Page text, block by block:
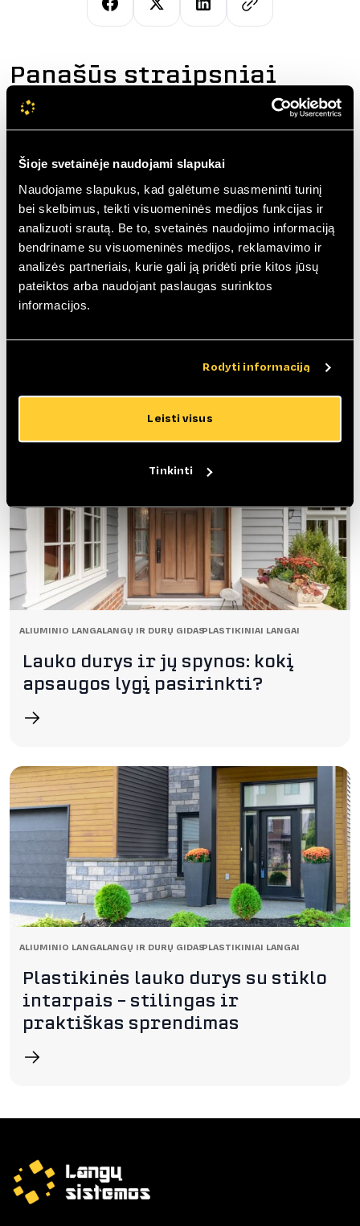
Šioje svetainėje naudojami slapukai
Naudojame slapukus, kad galėtume suasmeninti turinį
bei skelbimus, teikti visuomeninės medijos funkcijas ir
analizuoti srautą. Be to, svetainės naudojimo informaciją
bendriname su visuomeninės medijos, reklamavimo ir
analizės partneriais, kurie gali ją pridėti prie kitos jūsų
pateiktos arba naudojant paslaugas surinktos
informacijos.
Rodyti informaciją
Leisti visus
Tinkinti
Panašūs straipsniai
LANGŲ IR DURŲ GIDASPLASTIKINIAI LANGAI
langus? Kaip išsirinkti tinkamą
ALIUMINIO LANGAILANGŲ IR DURŲ GIDASPLASTIKINIAI LANGAI
Lauko durys ir jų spynos: kokį
apsaugos lygį pasirinkti?
ALIUMINIO LANGAILANGŲ IR DURŲ GIDASPLASTIKINIAI LANGAI
Plastikinės lauko durys su stiklo
intarpais – stilingas ir
praktiškas sprendimas